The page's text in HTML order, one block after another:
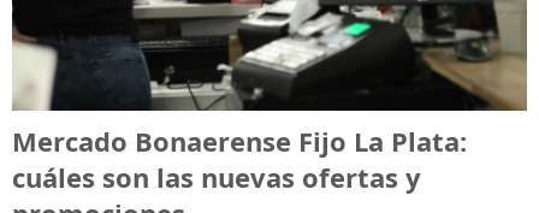
Mercado Bonaerense Fijo La Plata:
cuáles son las nuevas ofertas y